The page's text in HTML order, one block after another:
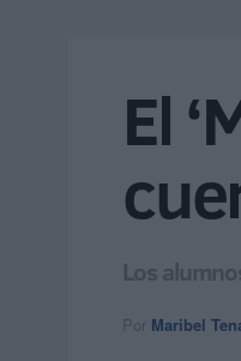
El
Los
Por Maribel